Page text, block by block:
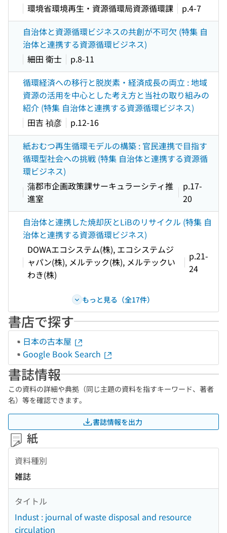
環境省環境再生・資源循環局資源循環課
p.4-7
自治体と資源循環ビジネスの共創が不可欠 (特集 自
治体と連携する資源循環ビジネス)
細田 衛士
p.8-11
循環経済への移行と脱炭素・経済成長の両立 : 地域
資源の活用を中心とした考え方と当社の取り組みの
紹介 (特集 自治体と連携する資源循環ビジネス)
田吉 禎彦
p.12-16
紙おむつ再生循環モデルの構築 : 官民連携で目指す
循環型社会への挑戦 (特集 自治体と連携する資源循
環ビジネス)
蒲郡市企画政策課サーキュラーシティ推
進室
p.17-
20
自治体と連携した焼却灰とLiBのリサイクル (特集 自
治体と連携する資源循環ビジネス)
DOWAエコシステム(株), エコシステムジ
ャパン(株), メルテック(株), メルテックい
わき(株)
p.21-
24
もっと見る（全17件）
書店で探す
日本の古本屋
Google Book Search
書誌情報
この資料の詳細や典拠（同じ主題の資料を指すキーワード、著者
名）等を確認できます。
書誌情報を出力
紙
資料種別
雑誌
タイトル
Indust : journal of waste disposal and resource
circulation